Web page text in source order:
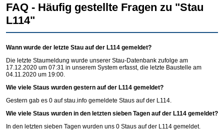
FAQ - Häufig gestellte Fragen zu "Stau
L114"
Wann wurde der letzte Stau auf der L114 gemeldet?
Die letzte Staumeldung wurde unserer Stau-Datenbank zufolge am
17.12.2020 um 07:31 in unserem System erfasst, die letzte Baustelle am
04.11.2020 um 19:00.
Wie viele Staus wurden gestern auf der L114 gemeldet?
Gestern gab es 0 aufstau.info gemeldete Staus auf der L114.
Wie viele Staus wurden in den letzten sieben Tagen auf der L114 gemeldet?
In den letzten sieben Tagen wurden uns 0 Staus auf der L114 gemeldet.